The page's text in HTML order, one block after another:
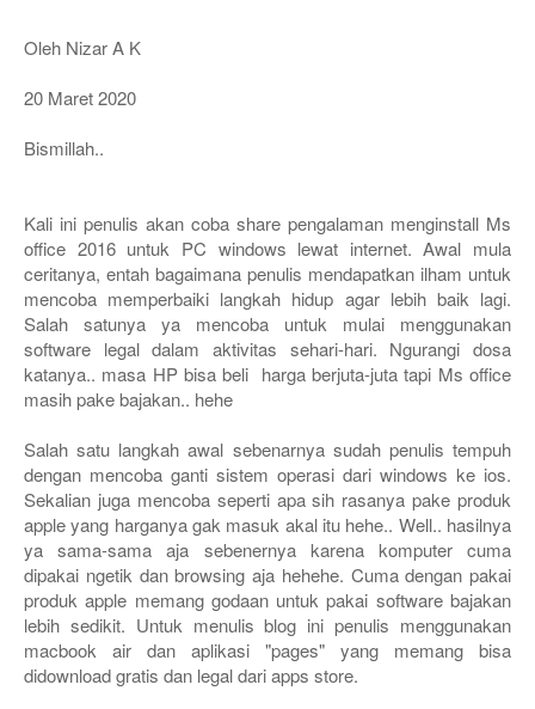
Oleh Nizar A K
20 Maret 2020
Bismillah..
Kali ini penulis akan coba share pengalaman menginstall Ms
office 2016 untuk PC windows lewat internet. Awal mula
ceritanya, entah bagaimana penulis mendapatkan ilham untuk
mencoba memperbaiki langkah hidup agar lebih baik lagi.
Salah satunya ya mencoba untuk mulai menggunakan
software legal dalam aktivitas sehari-hari. Ngurangi dosa
katanya.. masa HP bisa beli harga berjuta-juta tapi Ms office
masih pake bajakan.. hehe
Salah satu langkah awal sebenarnya sudah penulis tempuh
dengan mencoba ganti sistem operasi dari windows ke ios.
Sekalian juga mencoba seperti apa sih rasanya pake produk
apple yang harganya gak masuk akal itu hehe.. Well.. hasilnya
ya sama-sama aja sebenernya karena komputer cuma
dipakai ngetik dan browsing aja hehehe. Cuma dengan pakai
produk apple memang godaan untuk pakai software bajakan
lebih sedikit. Untuk menulis blog ini penulis menggunakan
macbook air dan aplikasi "pages" yang memang bisa
didownload gratis dan legal dari apps store.